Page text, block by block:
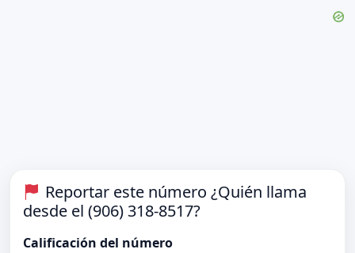
Reportar este número ¿Quién llama
desde el (906) 318-8517?
Calificación del número